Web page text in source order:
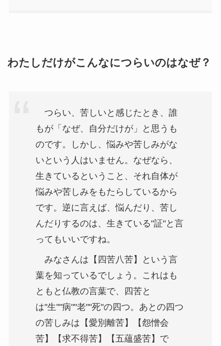
わたしだけがこんなにつらいのはなぜ？
つらい、苦しいと感じたとき、誰
もが「なぜ、自分だけが」と思うも
のです。しかし、悩みや苦しみがな
いという人はいません。なぜなら、
生きているということ、それ自体が
悩みや苦しみをもたらしているから
です。逆に言えば、悩んだり、苦し
んだりするのは、生きている"証"と言
ってもいいですね。
みなさんは【四苦八苦】という言
葉を知っているでしょう。これはも
ともと仏教の言葉で、四苦と
は"生""病""老""死"の四つ。あとの四つ
の苦しみは【愛別離苦】【怨憎会
苦】【求不得苦】【五蘊盛苦】で